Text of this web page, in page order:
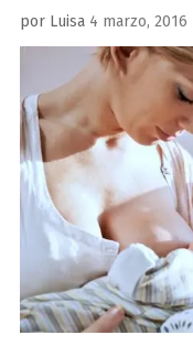
por Luisa Publicado
el
4 marzo, 2016